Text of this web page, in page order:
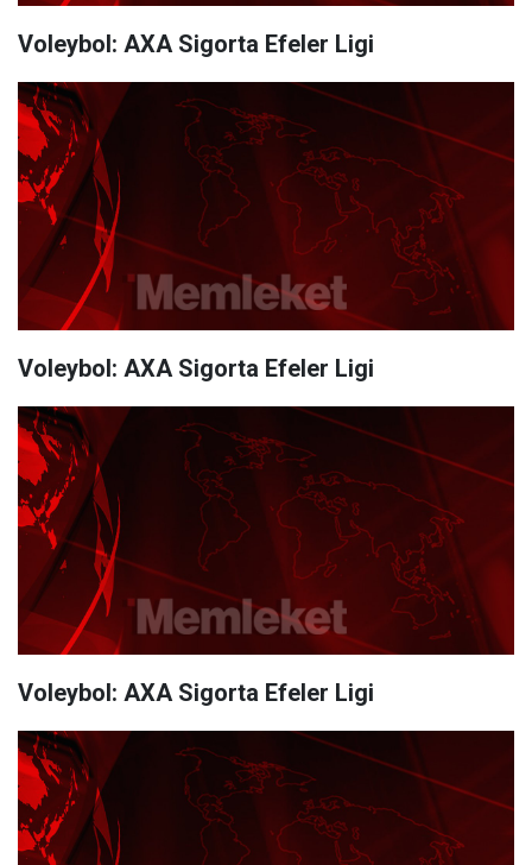
Voleybol: AXA Sigorta Efeler Ligi
Voleybol: AXA Sigorta Efeler Ligi
Voleybol: AXA Sigorta Efeler Ligi